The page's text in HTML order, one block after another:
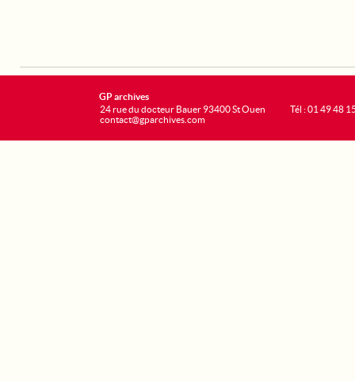
GP archives
24 rue du docteur Bauer 93400 St Ouen
contact@gparchives.com
Tél : 01 49 48